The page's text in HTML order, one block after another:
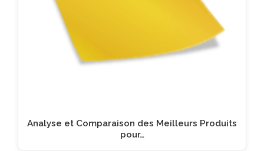
Analyse et Comparaison des Meilleurs Produits
pour…